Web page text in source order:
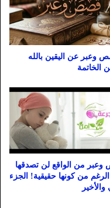
وعبر عن اليقين بالله
الخاتمة
من الواقع لن تصدقها
من كونها حقيقية! الجزء
والأخير